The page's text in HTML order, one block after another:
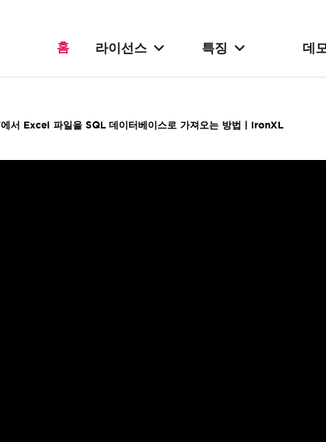
홈 라이선스 특징 데
서 Excel 파일을 SQL 데이터베이스로 가져오는 방법 | IronXL